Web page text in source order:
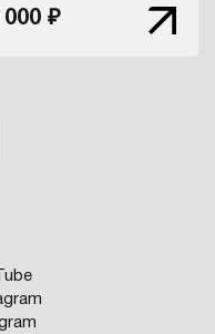
000 ₽